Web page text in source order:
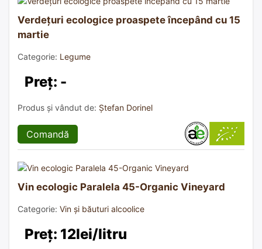
Verdețuri ecologice proaspete începând cu 15
martie
Categorie: Legume
Preț: -
Produs și vândut de: Ștefan Dorinel
Comandă
Vin ecologic Paralela 45-Organic Vineyard
Categorie: Vin și băuturi alcoolice
Preț: 12lei/litru